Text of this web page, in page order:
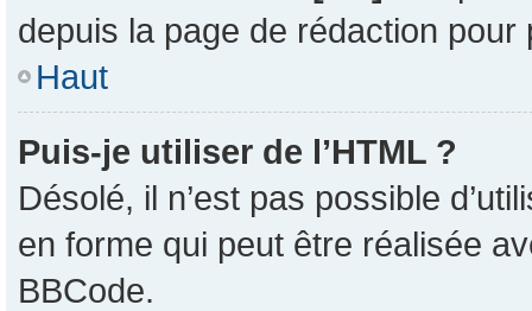
depuis la page de rédaction pour
Haut
Puis-je utiliser de l’HTML ?
Désolé, il n’est pas possible
en forme qui peut être réalisée
BBCode.